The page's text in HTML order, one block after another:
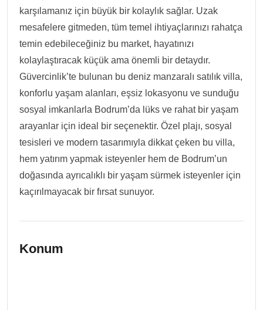
karşılamanız için büyük bir kolaylık sağlar. Uzak
mesafelere gitmeden, tüm temel ihtiyaçlarınızı rahatça
temin edebileceğiniz bu market, hayatınızı
kolaylaştıracak küçük ama önemli bir detaydır.
Güvercinlik’te bulunan bu deniz manzaralı satılık villa,
konforlu yaşam alanları, eşsiz lokasyonu ve sunduğu
sosyal imkanlarla Bodrum’da lüks ve rahat bir yaşam
arayanlar için ideal bir seçenektir. Özel plajı, sosyal
tesisleri ve modern tasarımıyla dikkat çeken bu villa,
hem yatırım yapmak isteyenler hem de Bodrum’un
doğasında ayrıcalıklı bir yaşam sürmek isteyenler için
kaçırılmayacak bir fırsat sunuyor.
Konum